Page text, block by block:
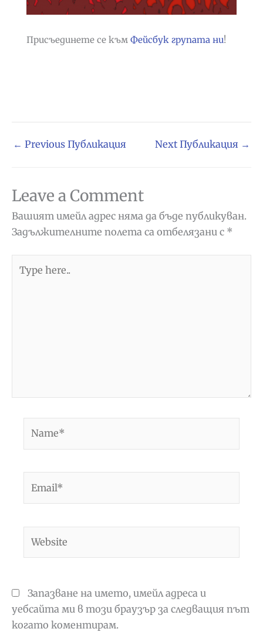
Присъединете се към Фейсбук групата ни!
← Previous Публикация Next Публикация →
Leave a Comment
Вашият имейл адрес няма да бъде публикуван.
Задължителните полета са отбелязани с *
here..
Запазване на името, имейл адреса и
уебсайта ми в този браузър за следващия път
когато коментирам.